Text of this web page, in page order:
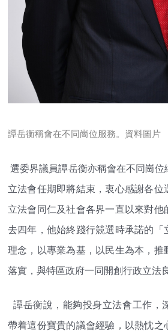
譚岳衡稱會在不同崗位服務。資料圖片
選委界議員譚岳衡亦稱會在不同崗
立法會任期即將結束，衷心感謝各位
立法會同仁及社會各界一直以來對他
去四年，他始終踐行競選時承諾的「
理念，以專業為基，以民生為本，推
落實，與特區政府一同開創行政立法
譚岳衡說，能夠投身立法會工作，
帶着這份寶貴的議會經驗，以熱忱之